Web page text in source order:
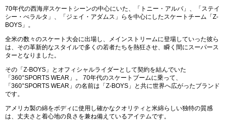
70年代の西海岸スケートシーンの中心にいた、「トニー・アルバ」、「ステイ
シー・ぺラルタ」、「ジェイ・アダムス」らを中心にしたスケートチーム「Z-
BOYS」。
全米の数々のスケート大会に出場し、メインストリームに登場していった彼ら
は、その革新的なスタイルで多くの若者たちを熱狂させ、瞬く間にスーパース
ターとなりました。
その「Z-BOYS」とオフィシャルライダーとして契約を結んでいた
「360°SPORTS WEAR」。 70年代のスケートブームに乗って、
「360°SPORTS WEAR」の名前は「Z-BOYS」と共に世界へ広がったブランド
です。
アメリカ製の綿をボディに使用し確かなクオリティと米綿らしい独特の質感
は、丈夫さと着心地の良さを兼ね備えているアイテムです。